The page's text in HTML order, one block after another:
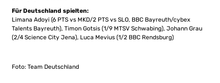
Für Deutschland spielten:
Limana Adoyi (6 PTS vs MKD/2 PTS vs SLO, BBC Bayreuth/cybex
Talents Bayreuth), Timon Gotsis (1/9 MTSV Schwabing), Johann Grau
(2/4 Science City Jena), Luca Mevius (1/2 BBC Rendsburg)
Foto: Team Deutschland